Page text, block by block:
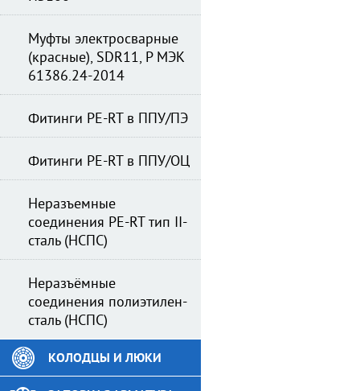
Муфты электросварные
(красные), SDR11, Р МЭК
61386.24-2014
Фитинги PE-RT в ППУ/ПЭ
Фитинги PE-RT в ППУ/ОЦ
Неразъемные
соединения PE-RT тип II-
сталь (НСПС)
Неразъёмные
соединения полиэтилен-
сталь (НСПС)
КОЛОДЦЫ И ЛЮКИ